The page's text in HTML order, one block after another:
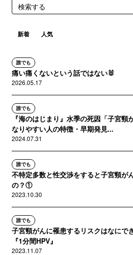
新着 人気
誰でも
痛い痛くないという話ではない🐰
2026.05.17
誰でも
『海のはじまり』水季の死因「子宮頸
なりやすい人の特徴・早期発見...
2024.07.31
誰でも
不特定多数と性交渉をすると子宮頸が
の？①
2023.10.30
誰でも
子宮頸がんに罹患するリスクはなにで
『1分間HPV』
2023.11.07